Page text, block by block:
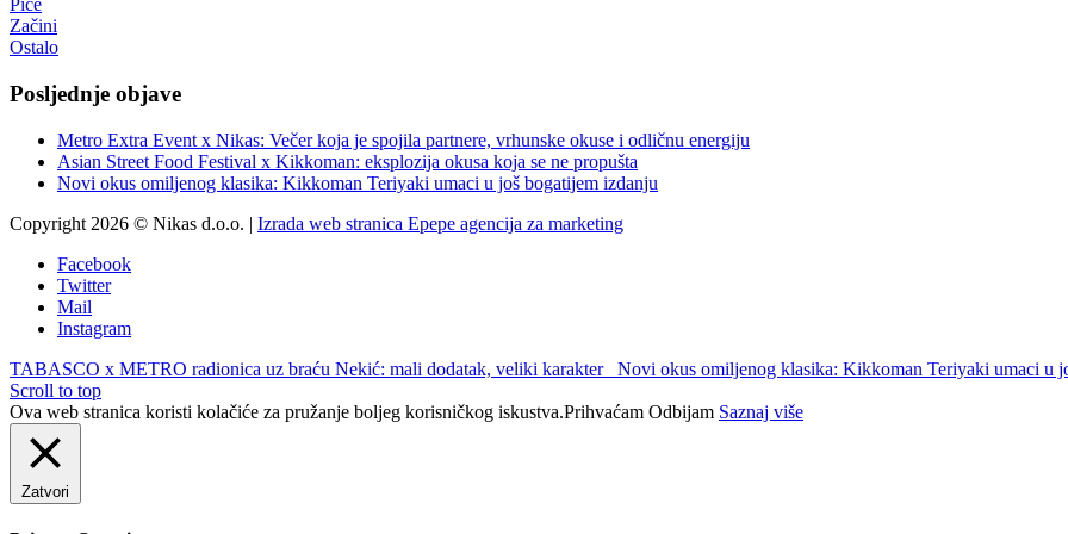
Piće
Začini
Ostalo
Posljednje objave
Metro Extra Event x Nikas: Večer koja je spojila partnere, vrhunske okuse i odličnu energiju
Asian Street Food Festival x Kikkoman: eksplozija okusa koja se ne propušta
Novi okus omiljenog klasika: Kikkoman Teriyaki umaci u još bogatijem izdanju
Copyright 2026 © Nikas d.o.o. | Izrada web stranica Epepe agencija za marketing
Facebook
Twitter
Mail
Instagram
TABASCO x METRO radionica uz braću Nekić: mali dodatak, veliki karakter
Novi okus omiljenog klasika: Kikkoman Teriyaki umaci u
Scroll to top
Ova web stranica koristi kolačiće za pružanje boljeg korisničkog iskustva.Prihvaćam Odbijam Saznaj više
Zatvori